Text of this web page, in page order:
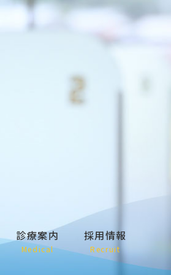
診療案内
Medical
採用情報
Recruit